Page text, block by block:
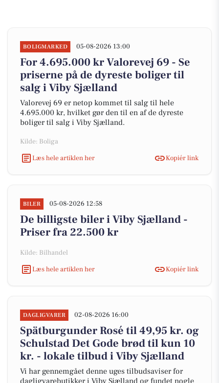
BOLIGMARKED 05-08-2026 13:00
For 4.695.000 kr Valorevej 69 - Se
priserne på de dyreste boliger til
salg i Viby Sjælland
Valorevej 69 er netop kommet til salg til hele
4.695.000 kr, hvilket gør den til en af de dyreste
boliger til salg i Viby Sjælland.
Kilde: Boliga
Læs hele artiklen her
Kopiér link
BILER 05-08-2026 12:58
De billigste biler i Viby Sjælland -
Priser fra 22.500 kr
Kilde: Bilhandel
Læs hele artiklen her
Kopiér link
DAGLIGVARER 02-08-2026 16:00
Spätburgunder Rosé til 49,95 kr. og
Schulstad Det Gode brød til kun 10
kr. - lokale tilbud i Viby Sjælland
Vi har gennemgået denne uges tilbudsaviser for
dagligvarebutikker i Viby Sjælland og fundet nogle